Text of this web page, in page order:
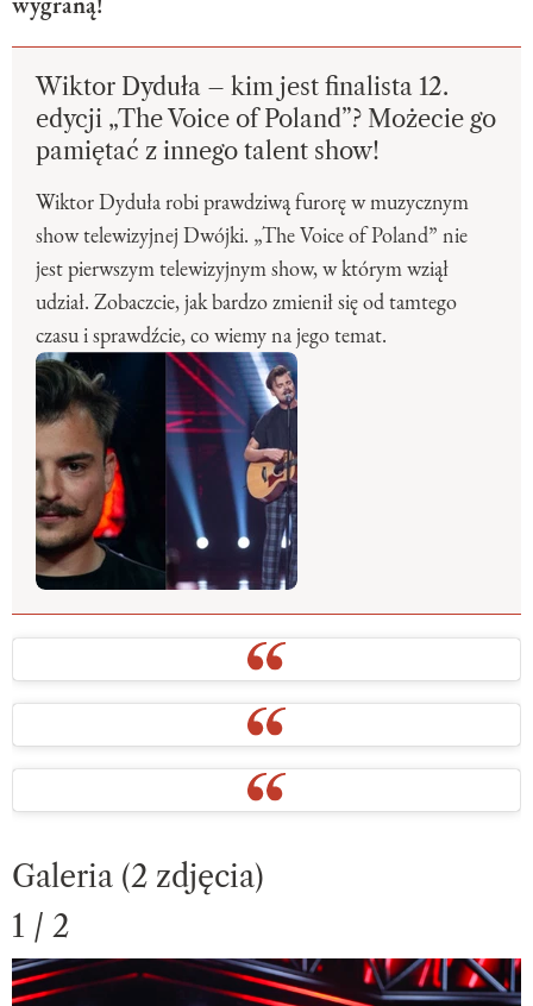
Wiktor Dyduła – kim jest finalista 12.
edycji „The Voice of Poland”? Możecie go
pamiętać z innego talent show!
Wiktor Dyduła robi prawdziwą furorę w muzycznym
show telewizyjnej Dwójki. „The Voice of Poland” nie
jest pierwszym telewizyjnym show, w którym wziął
udział. Zobaczcie, jak bardzo zmienił się od tamtego
czasu i sprawdźcie, co wiemy na jego temat.
Galeria (2 zdjęcia)
1 / 2